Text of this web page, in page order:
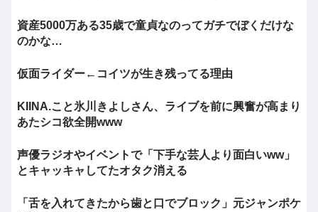
資産5000万ある35歳で童貞なのってガチでぼくだけな
のかな…
仮面ライダー←コイツが生き残ってる理由
KIINA.こと氷川きよしさん、ライブを前に興奮が高まり
あたシコ欲全開www
声優ラジオやイベントで「下手な芸人より面白いww」
とキャッキャしてたオタク消える
「舌を入れてきたから歯と口でブロック」元ジャンポケ